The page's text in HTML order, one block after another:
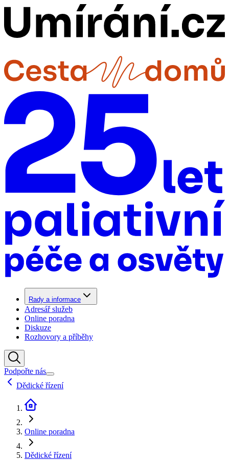
Rady a informace
Adresář služeb
Online poradna
Diskuze
Rozhovory a příběhy
Podpořte nás
Dědické řízení
Online poradna
Dědické řízení